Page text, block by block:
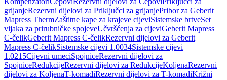
grijanjeRezervni dijelovi za Priključci za grijanjePribor za Geberit
Mapress ThermZaštitne kape za krajeve cijeviSistemske brtveSet
vijaka za prirubničke spojeveUčvršćenja za cijeviGeberit Mapress
C-čelikGeberit Mapress C-čelikRezervni dijelovi za Geberit
Mapress C-čelikSistemske cijevi 1.0034Sistemske cijevi
1.0215Cijevni umeciSpojniceRezervni dijelovi za
SpojniceRedukcijeRezervni dijelovi za RedukcijeKoljenaRezervni
dijelovi za KoljenaT-komadiRezervni dijelovi za T-komadiKrižni